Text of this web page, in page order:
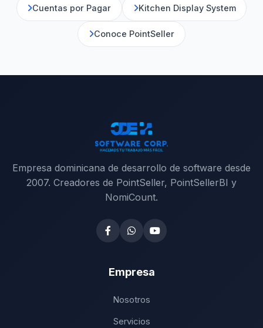
Cuentas por Pagar Kitchen Display System
Conoce PointSeller
Empresa dominicana de desarrollo de software desde
2007. Creadores de PointSeller, PointSellerBI y
NomiCount.
Empresa
Nosotros
Servicios